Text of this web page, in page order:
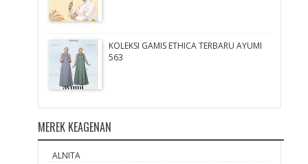
KOLEKSI GAMIS ETHICA TERBARU AYUMI
563
MEREK KEAGENAN
ALNITA